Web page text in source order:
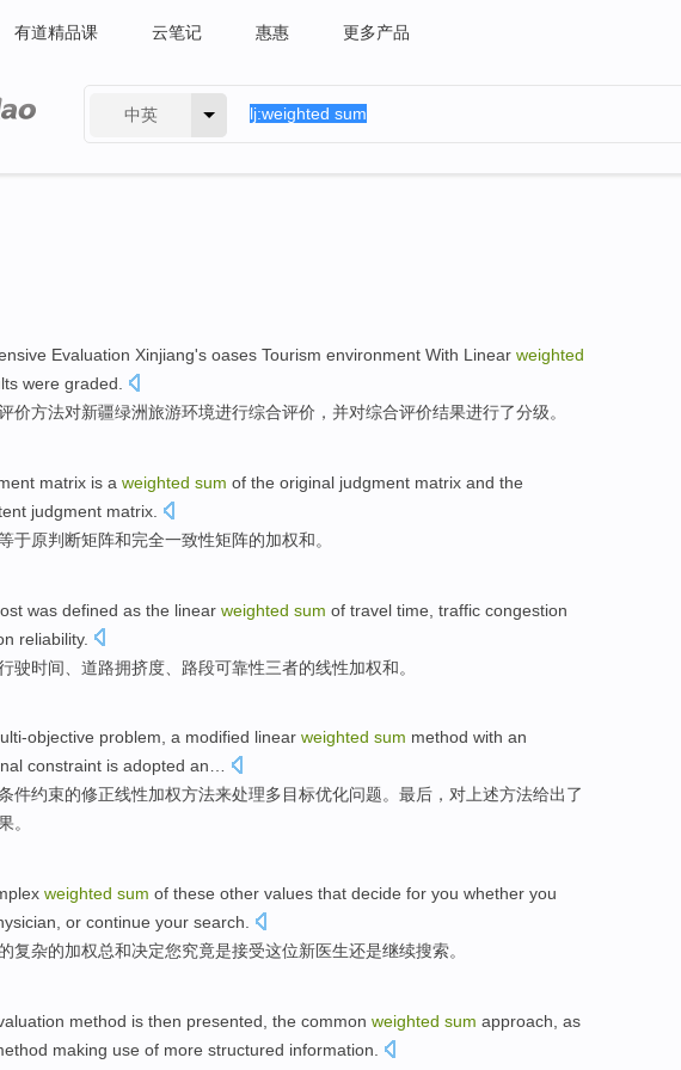
有道精品课 云笔记 惠惠 更多产品
中英
Evaluation Xinjiang's oases Tourism environment With Linear weighted
were graded
价方法对新疆绿洲旅游环境进行综合评价， 并对综合评价结果进行了分级。
matrix is a weighted sum of the original judgment matrix and the
judgment matrix.
于原判断矩阵和完全一致性矩阵的加权和。
was defined as the linear weighted sum of travel time traffic congestion
reliability.
驶时间 道路拥挤度 路段可靠性三者的线性加权和。
objective problem, a modified linear weighted sum method with an
constraint is adopted an…
件约束的修正线性加权方法来处理多目标优化问题。最后，对上述方法给出了
。
weighted sum of these other values that decide for you whether you
or continue your search
的复杂的加权总和决定您究竟是接受这位新医生还是继续搜索。
method is then presented , the common weighted sum approach as
making use of more structured information